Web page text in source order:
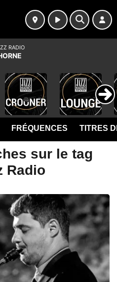
FRÉQUENCES TITRES
sur le tag
Radio
RADIO